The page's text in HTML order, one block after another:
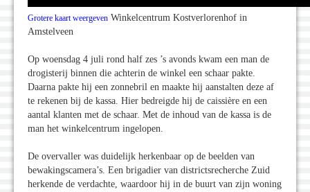
Grotere kaart weergeven Winkelcentrum Kostverlorenhof in
Amstelveen
Op woensdag 4 juli rond half zes ’s avonds kwam een man de
drogisterij binnen die achterin de winkel een schaar pakte.
Daarna pakte hij een zonnebril en maakte hij aanstalten deze af
te rekenen bij de kassa. Hier bedreigde hij de caissière en een
aantal klanten met de schaar. Met de inhoud van de kassa is de
man het winkelcentrum ingelopen.
De overvaller was duidelijk herkenbaar op de beelden van
bewakingscamera’s. Een brigadier van districtsrecherche Zuid
herkende de verdachte, waardoor hij in de buurt van zijn woning